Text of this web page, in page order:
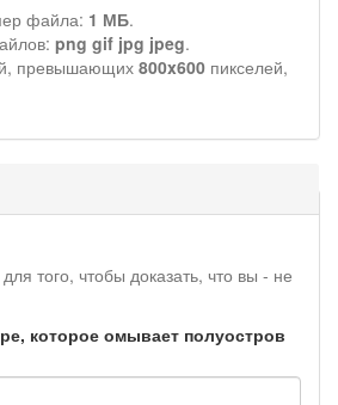
файла: 1 МБ.
png gif jpg jpeg.
превышающих 800x600 пикселей,
того, чтобы доказать, что вы - не
которое омывает полуостров